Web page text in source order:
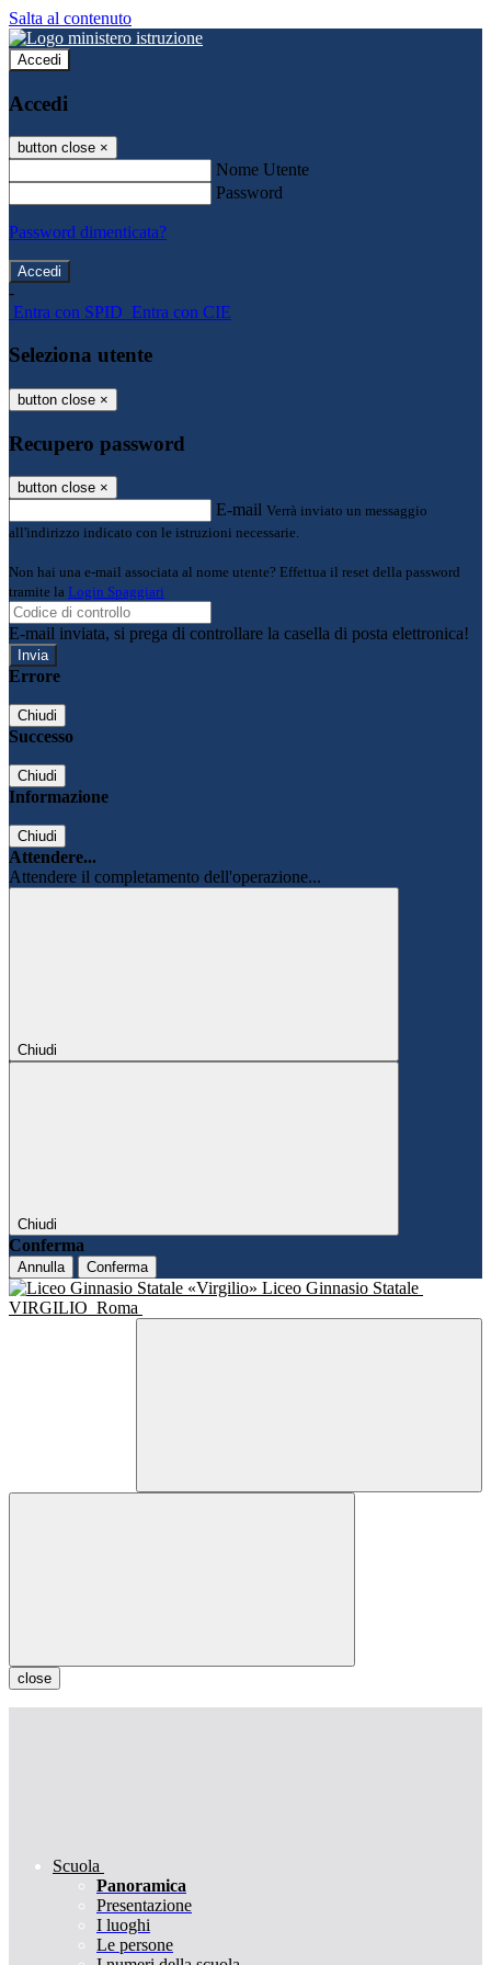
Salta al contenuto
Accedi
Accedi
button close ×
Nome Utente
Password
Password dimenticata?
-
Entra con SPID Entra con CIE
Seleziona utente
button close ×
Recupero password
button close ×
E-mail Verrà inviato un messaggio
all'indirizzo indicato con le istruzioni necessarie.
Non hai una e-mail associata al nome utente? Effettua il reset della password
tramite la Login Spaggiari
E-mail inviata, si prega di controllare la casella di posta elettronica!
Errore
Chiudi
Successo
Chiudi
Informazione
Chiudi
Attendere...
Attendere il completamento dell'operazione...
Chiudi
Chiudi
Conferma
Annulla Conferma
Liceo Ginnasio Statale
VIRGILIO Roma
close
Scuola
Panoramica
Presentazione
I luoghi
Le persone